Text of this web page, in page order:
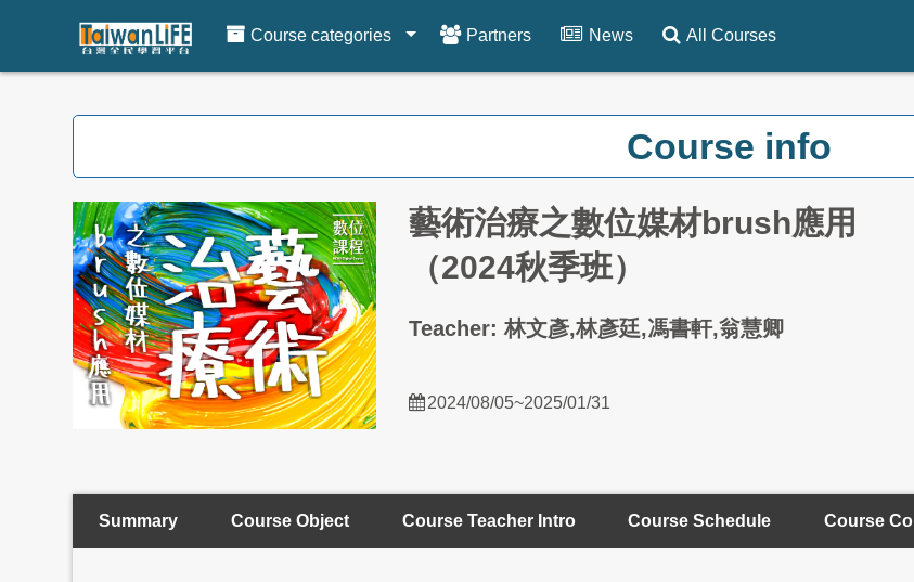
Course categories Partners News All Courses
Course info
藝術治療之數位媒材brush應用
（2024秋季班）
Teacher: 林文彥,林彥廷,馮書軒,翁慧卿
2024/08/05~2025/01/31
Summary Course Object Course Teacher Intro Course Schedule Course